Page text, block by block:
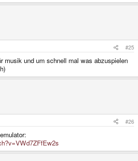
#25
musik und um schnell mal was abzuspielen
#26